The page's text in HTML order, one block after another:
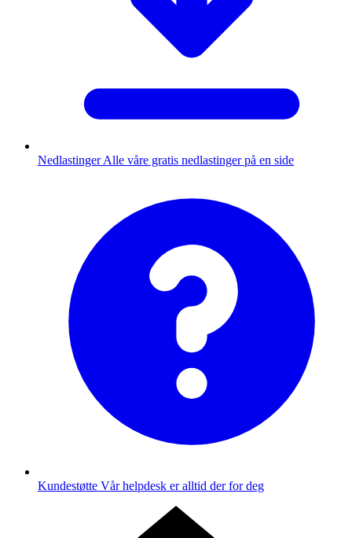
Nedlastinger Alle våre gratis nedlastinger på en side
Kundestøtte Vår helpdesk er alltid der for deg